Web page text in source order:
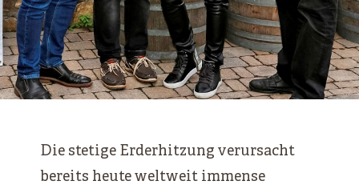
Die stetige Erderhitzung verursacht
bereits heute weltweit immense